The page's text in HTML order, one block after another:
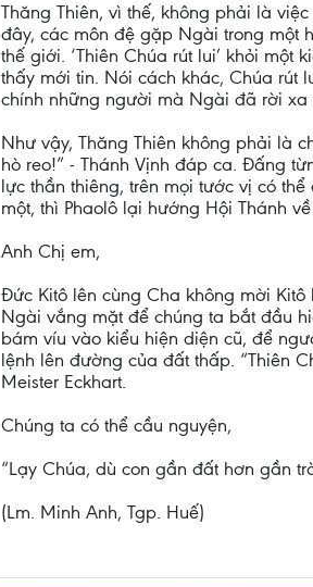
Thăng Thiên, vì thế, không phải là
đây, các môn đệ gặp Ngài trong một
thế giới. ‘Thiên Chúa rút lui’ khỏi
thấy mới tin. Nói cách khác, Chúa rút
chính những người mà Ngài đã rời xa
Như vậy, Thăng Thiên không phải là
hò reo!” - Thánh Vịnh đáp ca. Đấng
lực thần thiêng, trên mọi tước vị có
một, thì Phaolô lại hướng Hội Thánh
Anh Chị em,
Đức Kitô lên cùng Cha không mời
Ngài vắng mặt để chúng ta bắt đầu
bám víu vào kiểu hiện diện cũ, để
lệnh lên đường của đất thấp. “Thiên
Meister Eckhart.
Chúng ta có thể cầu nguyện,
“Lạy Chúa, dù con gần đất hơn gần
(Lm. Minh Anh, Tgp. Huế)